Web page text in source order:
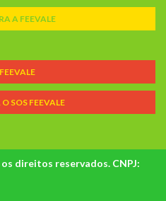
A FEEVALE
SOS FEEVALE
direitos reservados. CNPJ: